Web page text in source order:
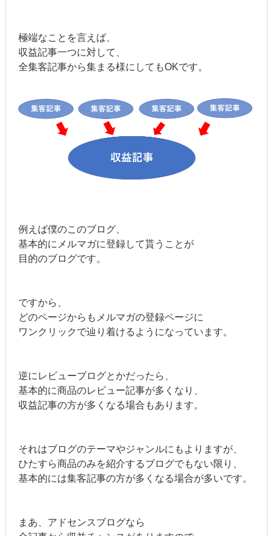
極端なことを言えば、
収益記事一つに対して、
全集客記事から集まる様にしてもOKです。
例えば僕のこのブログ、
基本的にメルマガに登録して貰うことが
目的のブログです。
ですから、
どのページからもメルマガの登録ページに
ワンクリックで辿り着けるようになっています。
逆にレビューブログとかだったら、
基本的に商品のレビュー記事が多くなり、
収益記事の方が多くなる場合もあります。
それはブログのテーマやジャンルにもよりますが、
ひたすら商品のみを紹介するブログでもない限り、
基本的には集客記事の方が多くなる場合が多いです。
まあ、アドセンスブログなら